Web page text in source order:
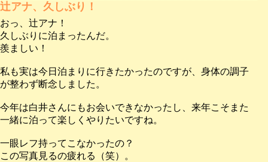
辻アナ、久しぶり！
おっ、辻アナ！
久しぶりに泊まったんだ。
羨ましい！
私も実は今日泊まりに行きたかったのですが、身体の調子
が整わず断念しました。
今年は白井さんにもお会いできなかったし、来年こそまた
一緒に泊って楽しくやりたいですね。
一眼レフ持ってこなかったの？
この写真見るの疲れる（笑）。